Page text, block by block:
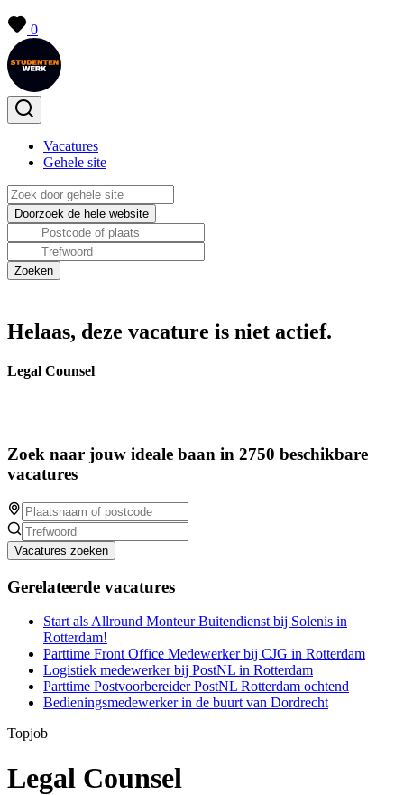
0
Vacatures
Gehele site
Helaas, deze vacature is niet actief.
Legal Counsel
Zoek naar jouw ideale baan in 2750 beschikbare
vacatures
Vacatures zoeken
Gerelateerde vacatures
Start als Allround Monteur Buitendienst bij Solenis in
Rotterdam!
Parttime Front Office Medewerker bij CJG in Rotterdam
Logistiek medewerker bij PostNL in Rotterdam
Parttime Postvoorbereider PostNL Rotterdam ochtend
Bedieningsmedewerker in de buurt van Dordrecht
Topjob
Legal Counsel